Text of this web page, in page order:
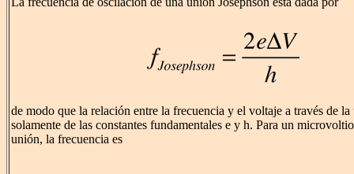
de modo que la relación entre la frecuencia y el voltaje a través de la
solamente de las constantes fundamentales e y h. Para un
unión, la frecuencia es